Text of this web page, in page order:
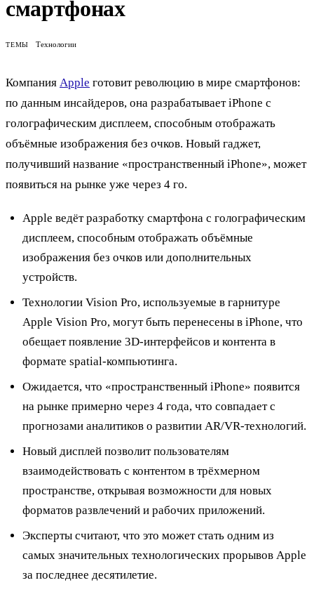
смартфонах
ТЕМЫ Технологии
Компания Apple готовит революцию в мире смартфонов:
по данным инсайдеров, она разрабатывает iPhone с
голографическим дисплеем, способным отображать
объёмные изображения без очков. Новый гаджет,
получивший название «пространственный iPhone», может
появиться на рынке уже через 4 го.
Apple ведёт разработку смартфона с голографическим
дисплеем, способным отображать объёмные
изображения без очков или дополнительных
устройств.
Технологии Vision Pro, используемые в гарнитуре
Apple Vision Pro, могут быть перенесены в iPhone, что
обещает появление 3D-интерфейсов и контента в
формате spatial-компьютинга.
Ожидается, что «пространственный iPhone» появится
на рынке примерно через 4 года, что совпадает с
прогнозами аналитиков о развитии AR/VR-технологий.
Новый дисплей позволит пользователям
взаимодействовать с контентом в трёхмерном
пространстве, открывая возможности для новых
форматов развлечений и рабочих приложений.
Эксперты считают, что это может стать одним из
самых значительных технологических прорывов Apple
за последнее десятилетие.